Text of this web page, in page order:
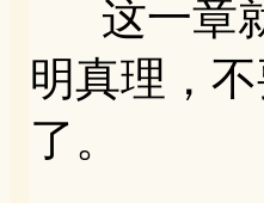
这一章就
明真理，
了。